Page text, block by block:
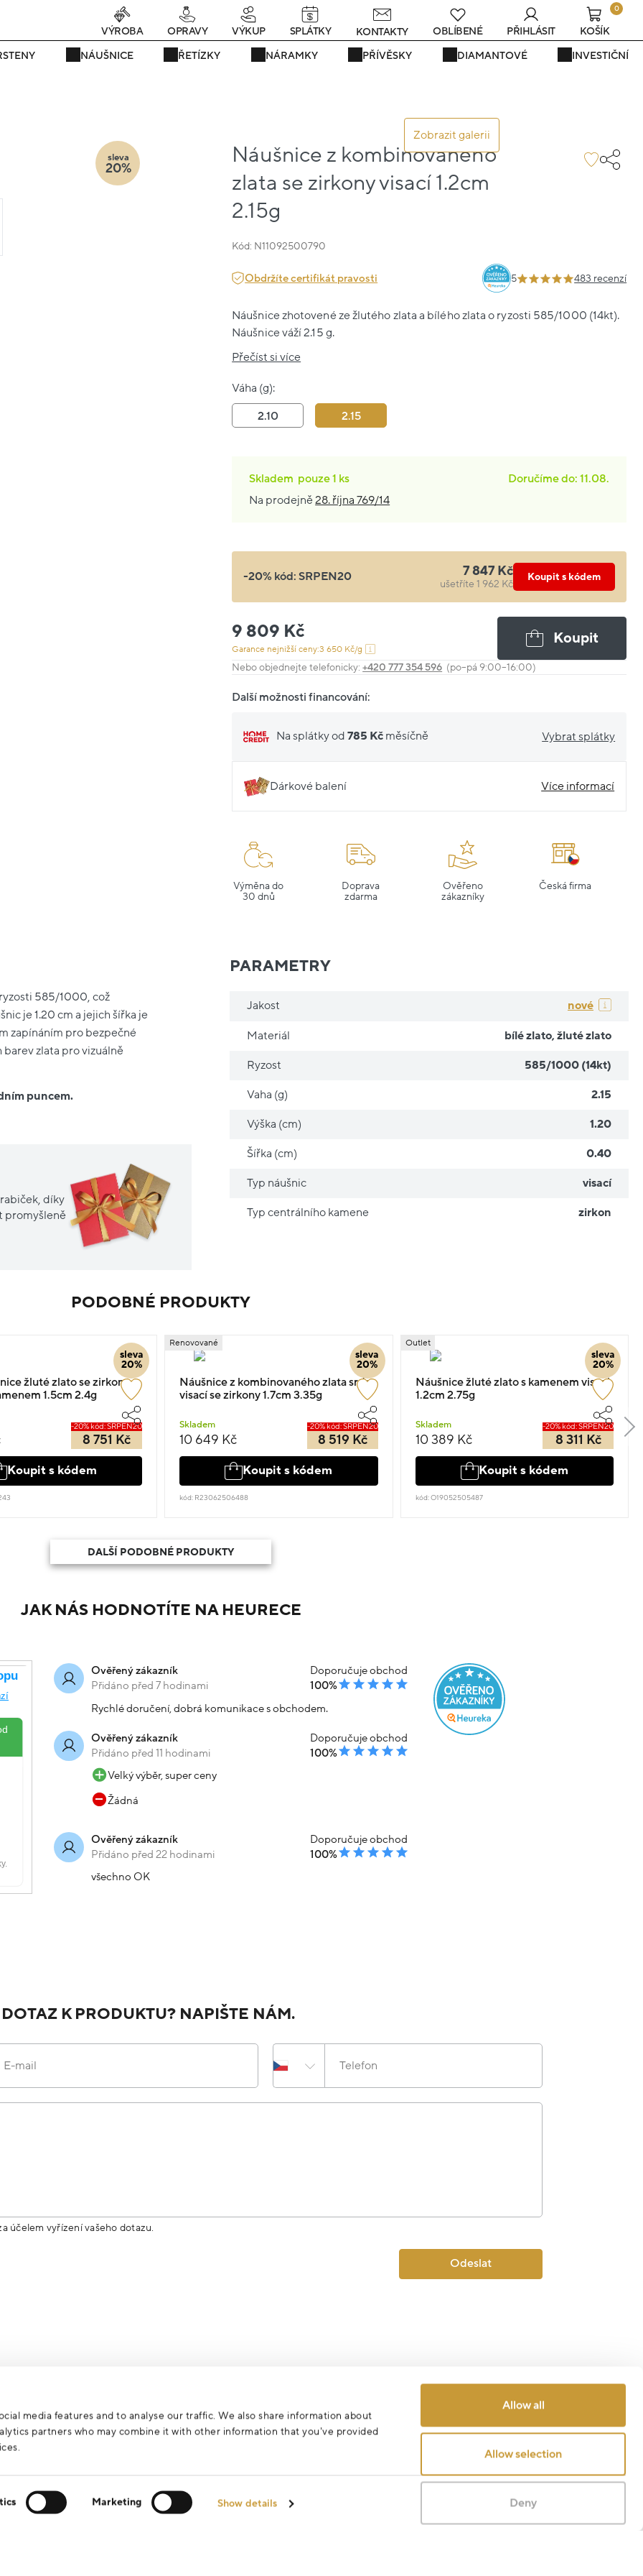
media features and to analyse our traffic. We also share information about
partners who may combine it with other information that you’ve provided
Marketing Show details
Allow all
Allow selection
Deny
Právě teď! - 20 % na vše! Kód: SRPEN20 24 dní : 6h : 45m : 00s
NÁUŠNICE ŘETÍZKY NÁRAMKY PŘÍVĚSKY DIAMANTOVÉ INVESTIČNÍ
VÝROBA OPRAVY VÝKUP SPLÁTKY KONTAKTY OBLÍBENÉ PŘIHLÁSIT
0
KOŠÍK
Zobrazit galerii
Náušnice z kombinovaného
zlata se zirkony visací 1.2cm
2.15g
Kód: N11092500790
sleva
20%
Obdržíte certifikát pravosti 5 483 recenzí
Náušnice zhotovené ze žlutého zlata a bílého zlata o ryzosti 585/1000 (14kt).
Náušnice váží 2.15 g.
Přečíst si více
Váha (g):
2.10 2.15
Skladem pouze1 ks
Doručíme do: 11.08.
Na prodejně28. října 769/14
-20% kód:SRPEN20 7 847 Kč
ušetříte 1 962 Kč
Koupit s kódem
9 809 Kč
Garance nejnižší ceny:3 650 Kč/g
Koupit
Nebo objednejte telefonicky:+420 777 354 596 (po–pá 9:00–16:00)
Další možnosti financování:
Na splátky od785 Kč měsíčně Vybrat splátky
Dárkové balení Více informací
Výměna do
30 dnů
Doprava
zdarma
Ověřeno
zákazníky
Česká firma
585/1000, což
je 1.20 cm a jejich šířka je
zapínáním pro bezpečné
zlata pro vizuálně
puncem.
díky
promyšleně
PARAMETRY
Jakost nové
Materiál bílé zlato, žluté zlato
Ryzost 585/1000 (14kt)
Vaha (g) 2.15
Výška (cm) 1.20
Šířka (cm) 0.40
Typ náušnic visací
Typ centrálního kamene zirkon
PODOBNÉ PRODUKTY
sleva
20%
žluté zlato se zirkony a
1.5cm 2.4g
-20% kód: SRPEN20
8 751 Kč
Koupit s kódem
sleva
20%
Renovované
Náušnice z kombinovaného zlata srdce
visací se zirkony 1.7cm 3.35g
Skladem
10 649 Kč
-20% kód: SRPEN20
8 519 Kč
Koupit s kódem
kód: R23062506488
sleva
20%
Outlet
Náušnice žluté zlato s kamenem visací
1.2cm 2.75g
Skladem
10 389 Kč
-20% kód: SRPEN20
8 311 Kč
Koupit s kódem
kód: O19052505487
DALŠÍ PODOBNÉ PRODUKTY
JAK NÁS HODNOTÍTE NA HEURECE
Ověřený zákazník
Přidáno před 7 hodinami
Doporučuje obchod
100%
Rychlé doručení, dobrá komunikace s obchodem.
Ověřený zákazník
Přidáno před 11 hodinami
Doporučuje obchod
100%
Velký výběr, super ceny
Žádná
Ověřený zákazník
Přidáno před 22 hodinami
Doporučuje obchod
100%
všechno OK
K PRODUKTU? NAPIŠTE NÁM.
E-mail Telefon
účelem vyřízení vašeho dotazu.
Odeslat